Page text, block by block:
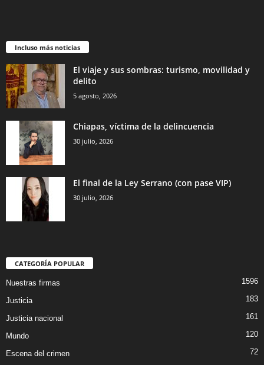
Incluso más noticias
El viaje y sus sombras: turismo, movilidad y
delito
5 agosto, 2026
Chiapas, víctima de la delincuencia
30 julio, 2026
El final de la Ley Serrano (con pase VIP)
30 julio, 2026
CATEGORÍA POPULAR
Nuestras firmas 1596
Justicia 183
Justicia nacional 161
Mundo 120
Escena del crimen
72